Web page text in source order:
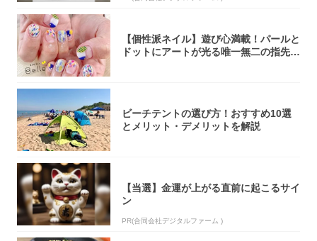
【個性派ネイル】遊び心満載！パールと
ドットにアートが光る唯一無二の指先が
ビーチテントの選び方！おすすめ10選
とメリット・デメリットを解説
【当選】金運が上がる直前に起こるサイ
ン
PR(合同会社デジタルファーム )